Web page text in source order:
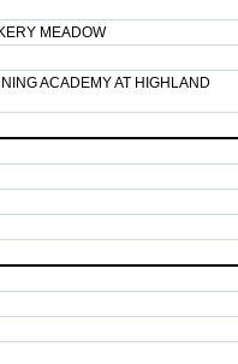
MEADOW
ACADEMY AT HIGHLAND